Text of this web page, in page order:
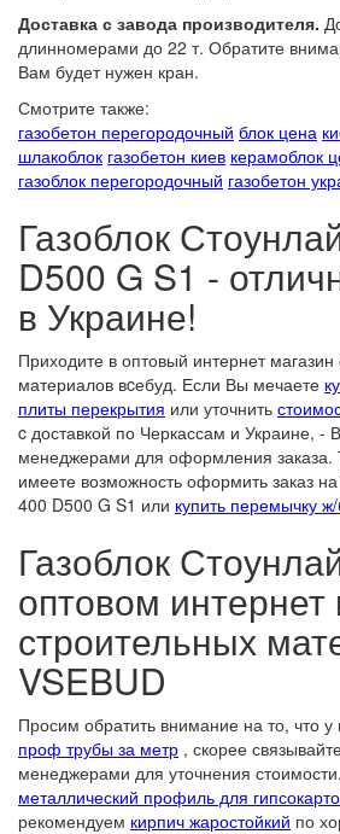
Доставка с завода производителя.
длинномерами до 22 т. Обратите
Вам будет нужен кран.
Смотрите также:
газобетон перегородочный блок цена
шлакоблок газобетон киев керамоблок
газоблок перегородочный газобетон
Газоблок
D500 G S1 -
в Украине!
Приходите в оптовый интернет магазин
материалов вcебуд. Если Вы мечаете
плиты перекрытия или уточнить
c доставкой по Черкассам и Украине, -
менеджерами для оформления заказа.
имеете возможность оформить заказ
400 D500 G S1 или купить перемычку
Газоблок
оптовом интернет
строительных
VSEBUD
Просим обратить внимание на то, что у
проф трубы за метр , скорее
менеджерами для уточнения
металлический профиль для
рекомендуем кирпич жаростойкий по